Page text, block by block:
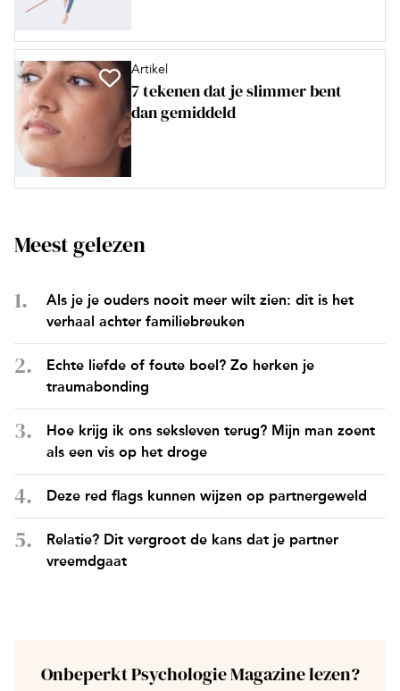
Artikel
7 tekenen dat je slimmer bent
dan gemiddeld
Meest gelezen
Als je je ouders nooit meer wilt zien: dit is het
verhaal achter familiebreuken
Echte liefde of foute boel? Zo herken je
traumabonding
Hoe krijg ik ons seksleven terug? Mijn man zoent
als een vis op het droge
Deze red flags kunnen wijzen op partnergeweld
Relatie? Dit vergroot de kans dat je partner
vreemdgaat
Onbeperkt Psychologie Magazine lezen?